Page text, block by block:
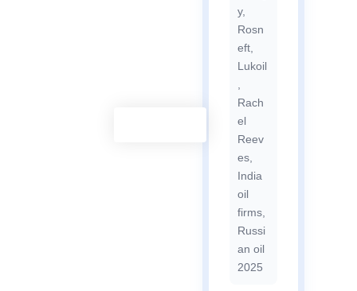
y,
Rosn
eft,
Lukoil
Rach
el
Reev
es,
India
oil
firms,
Russi
an oil
2025